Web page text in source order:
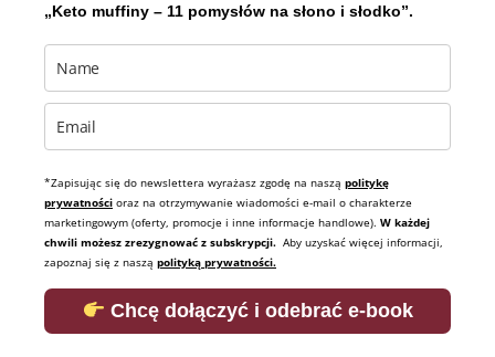
„Keto muffiny – 11 pomysłów na słono i słodko”.
*Zapisując się do newslettera wyrażasz zgodę na naszą politykę
prywatności oraz na otrzymywanie wiadomości e-mail o charakterze
marketingowym (oferty, promocje i inne informacje handlowe). W każdej
chwili możesz zrezygnować z subskrypcji. Aby uzyskać więcej informacji,
zapoznaj się z naszą polityką prywatności.
Chcę dołączyć i odebrać e-book